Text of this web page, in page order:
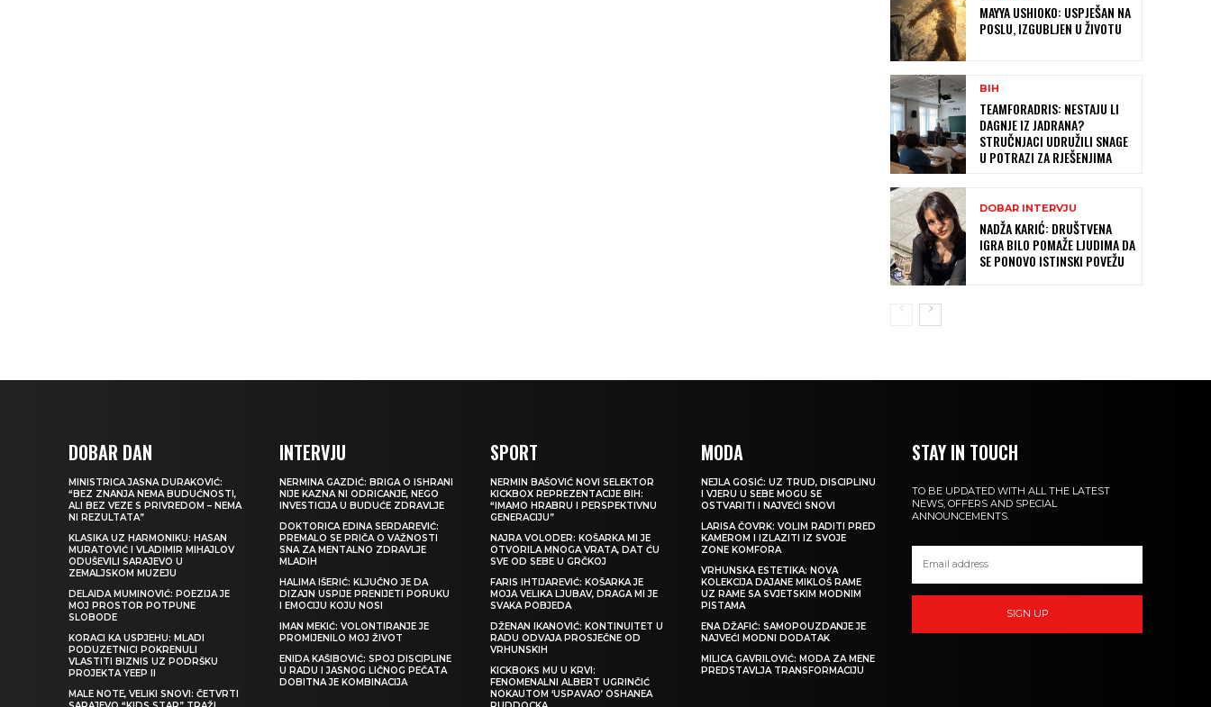
MAYYA USHIOKO: USPJEŠAN NA
POSLU, IZGUBLJEN U ŽIVOTU
BIH
TEAMFORADRIS: NESTAJU LI
DAGNJE IZ JADRANA?
STRUČNJACI UDRUŽILI SNAGE
U POTRAZI ZA RJEŠENJIMA
DOBAR INTERVJU
NADŽA KARIĆ: DRUŠTVENA
IGRA BILO POMAŽE LJUDIMA DA
SE PONOVO ISTINSKI POVEŽU
DOBAR DAN
MINISTRICA JASNA DURAKOVIĆ:
“BEZ ZNANJA NEMA BUDUĆNOSTI,
ALI BEZ VEZE S PRIVREDOM – NEMA
NI REZULTATA”
KLASIKA UZ HARMONIKU: HASAN
MURATOVIĆ I VLADIMIR MIHAJLOV
ODUŠEVILI SARAJEVO U
ZEMALJSKOM MUZEJU
DELAIDA MUMINOVIĆ: POEZIJA JE
MOJ PROSTOR POTPUNE
SLOBODE
KORACI KA USPJEHU: MLADI
PODUZETNICI POKRENULI
VLASTITI BIZNIS UZ PODRŠKU
PROJEKTA YEEP II
MALE NOTE, VELIKI SNOVI: ČETVRTI
INTERVJU
NERMINA GAZDIĆ: BRIGA O ISHRANI
NIJE KAZNA NI ODRICANJE, NEGO
INVESTICIJA U BUDUĆE ZDRAVLJE
DOKTORICA EDINA SERDAREVIĆ:
PREMALO SE PRIČA O VAŽNOSTI
SNA ZA MENTALNO ZDRAVLJE
MLADIH
HALIMA IŠERIĆ: KLJUČNO JE DA
DIZAJN USPIJE PRENIJETI PORUKU
I EMOCIJU KOJU NOSI
IMAN MEKIĆ: VOLONTIRANJE JE
PROMIJENILO MOJ ŽIVOT
ENIDA KAŠIBOVIĆ: SPOJ DISCIPLINE
U RADU I JASNOG LIČNOG PEČATA
DOBITNA JE KOMBINACIJA
SPORT
NERMIN BAŠOVIĆ NOVI SELEKTOR
KICKBOX REPREZENTACIJE BIH:
“IMAMO HRABRU I PERSPEKTIVNU
GENERACIJU”
NAJRA VOLODER: KOŠARKA MI JE
OTVORILA MNOGA VRATA, DAT ĆU
SVE OD SEBE U GRČKOJ
FARIS IHTIJAREVIĆ: KOŠARKA JE
MOJA VELIKA LJUBAV, DRAGA MI JE
SVAKA POBJEDA
DŽENAN IKANOVIĆ: KONTINUITET U
RADU ODVAJA PROSJEČNE OD
VRHUNSKIH
KICKBOKS MU U KRVI:
FENOMENALNI ALBERT UGRINČIĆ
NOKAUTOM ‘USPAVAO’ OSHANEA
MODA
NEJLA GOSIĆ: UZ TRUD, DISCIPLINU
I VJERU U SEBE MOGU SE
OSTVARITI I NAJVEĆI SNOVI
LARISA ČOVRK: VOLIM RADITI PRED
KAMEROM I IZLAZITI IZ SVOJE
ZONE KOMFORA
VRHUNSKA ESTETIKA: NOVA
KOLEKCIJA DAJANE MIKLOŠ RAME
UZ RAME SA SVJETSKIM MODNIM
PISTAMA
ENA DŽAFIĆ: SAMOPOUZDANJE JE
NAJVEĆI MODNI DODATAK
MILICA GAVRILOVIĆ: MODA ZA MENE
PREDSTAVLJA TRANSFORMACIJU
STAY IN TOUCH
TO BE UPDATED WITH ALL THE LATEST
NEWS, OFFERS AND SPECIAL
ANNOUNCEMENTS.
SIGN UP